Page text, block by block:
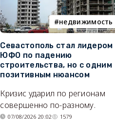
недвижимость
Севастополь стал лидером
ЮФО по падению
строительства, но с одним
позитивным нюансом
Кризис ударил по регионам
совершенно по-разному.
07/08/2026 20:02 1579